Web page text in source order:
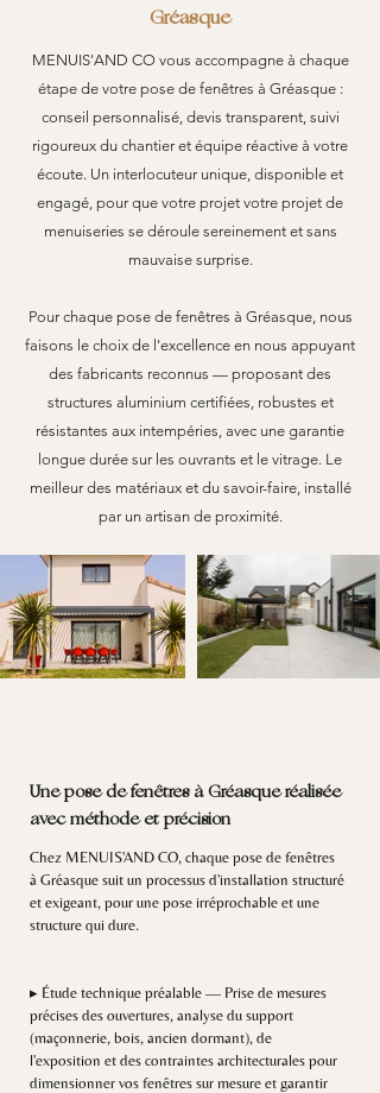
Gréasque
MENUIS'AND CO vous accompagne à chaque
étape de votre pose de fenêtres à Gréasque :
conseil personnalisé, devis transparent, suivi
rigoureux du chantier et équipe réactive à votre
écoute. Un interlocuteur unique, disponible et
engagé, pour que votre projet votre projet de
menuiseries se déroule sereinement et sans
mauvaise surprise.
Pour chaque pose de fenêtres à Gréasque, nous
faisons le choix de l'excellence en nous appuyant
des fabricants reconnus — proposant des
structures aluminium certifiées, robustes et
résistantes aux intempéries, avec une garantie
longue durée sur les ouvrants et le vitrage. Le
meilleur des matériaux et du savoir-faire, installé
par un artisan de proximité.
Une pose de fenêtres à Gréasque réalisée
avec méthode et précision
Chez MENUIS'AND CO, chaque pose de fenêtres
à Gréasque suit un processus d'installation structuré
et exigeant, pour une pose irréprochable et une
structure qui dure.
▸ Étude technique préalable — Prise de mesures
précises des ouvertures, analyse du support
(maçonnerie, bois, ancien dormant), de
l'exposition et des contraintes architecturales pour
dimensionner vos fenêtres sur mesure et garantir